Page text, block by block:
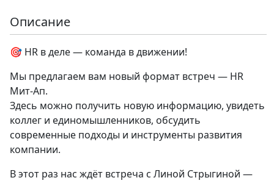
Описание
🎯 HR в деле — команда в движении!
Мы предлагаем вам новый формат встреч — HR
Мит-Ап.
Здесь можно получить новую информацию, увидеть
коллег и единомышленников, обсудить
современные подходы и инструменты развития
компании.
В этот раз нас ждёт встреча с Линой Стрыгиной —